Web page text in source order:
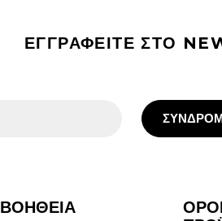
ΕΓΓΡΑΦΕΙΤΕ ΣΤΟ
ΒΟΗΘΕΙΑ